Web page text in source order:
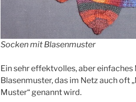
Socken mit Blasenmuster
Ein sehr effektvolles, aber
Blasenmuster, das im Netz auch oft
Muster“ genannt wird.